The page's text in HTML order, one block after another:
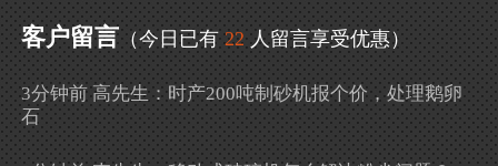
客户留言 （今日已有 22 人留言享受优惠）
3分钟前 高先生：时产200吨制砂机报个价，处理鹅卵
石